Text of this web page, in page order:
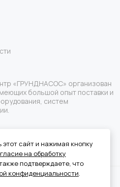
«ГРУНДНАСОС» организован
большой опыт поставки и
систем
сайт и нажимая кнопку
на обработку
подтверждаете, что
конфиденциальности.